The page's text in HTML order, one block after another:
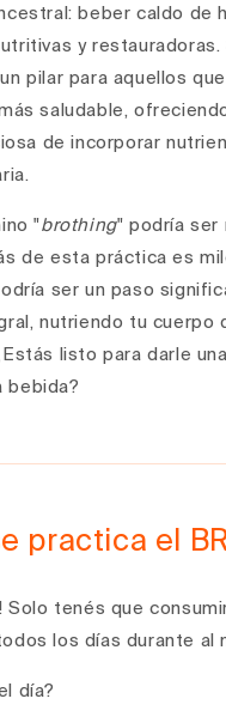
beber caldo de
y restauradoras.
pilar para aquellos
saludable,
de incorporar
" brothing" podría ser
de esta práctica es
ser un paso
nutriendo tu cuerpo
listo para darle
bebida?
practica el
Solo tenés que
los días durante al
día?